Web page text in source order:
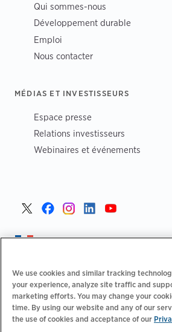
Qui sommes-nous
Développement durable
Emploi
Nous contacter
MÉDIAS ET INVESTISSEURS
Espace presse
Relations investisseurs
Webinaires et événements
France >
Politique de confidentialité Vos
| Juridique | Relevé d'accessibilité
We use cookies and similar tracking
your experience, analyze site traffic and
marketing efforts. You may change your
time. By using our website and any of our
the use of cookies and acceptance of our